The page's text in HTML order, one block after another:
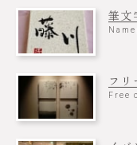
筆文
フリ
Free